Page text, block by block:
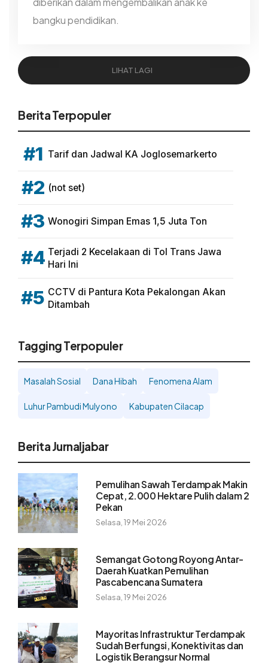
bangku pendidikan.
LIHAT LAGI
Berita Terpopuler
#1 Tarif dan Jadwal KA Joglosemarkerto
#2 (not set)
#3 Wonogiri Simpan Emas 1,5 Juta Ton
#4 Terjadi 2 Kecelakaan di Tol Trans Jawa
Hari Ini
#5 CCTV di Pantura Kota Pekalongan Akan
Ditambah
Tagging Terpopuler
Masalah Sosial Dana Hibah Fenomena Alam
Luhur Pambudi Mulyono Kabupaten Cilacap
Berita Jurnaljabar
Pemulihan Sawah Terdampak Makin
Cepat, 2.000 Hektare Pulih dalam 2
Pekan
Selasa, 19 Mei 2026
Semangat Gotong Royong Antar-
Daerah Kuatkan Pemulihan
Pascabencana Sumatera
Selasa, 19 Mei 2026
Mayoritas Infrastruktur Terdampak
Sudah Berfungsi, Konektivitas dan
Logistik Berangsur Normal